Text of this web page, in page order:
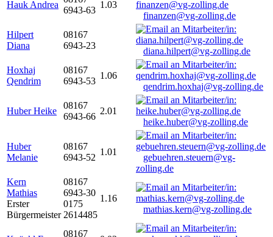
Hauk Andrea
6943-63
1.03
finanzen@vg-zolling.de
Hilpert
Diana
08167
6943-23
diana.hilpert@vg-zolling.de
Hoxhaj
Qendrim
08167
6943-53
1.06
qendrim.hoxhaj@vg-zolling.de
Huber Heike
08167
6943-66
2.01
heike.huber@vg-zolling.de
Huber
Melanie
08167
6943-52
1.01
gebuehren.steuern@vg-
zolling.de
Kern
Mathias
Erster
Bürgermeister
08167
6943-30
0175
2614485
1.16
mathias.kern@vg-zolling.de
08167